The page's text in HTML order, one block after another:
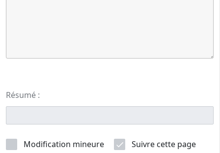
Résumé :
Modification mineure Suivre cette page